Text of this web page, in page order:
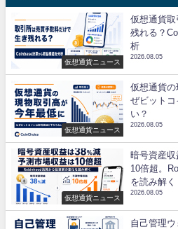
仮想通貨ニュース
仮想通貨取
残れる？
析
2026.08.05
仮想通貨ニュース
仮想通貨の
ぜビットコ
い？
2026.08.05
仮想通貨ニュース
暗号資産
10倍超。
を読み解く
2026.08.05
自己管理